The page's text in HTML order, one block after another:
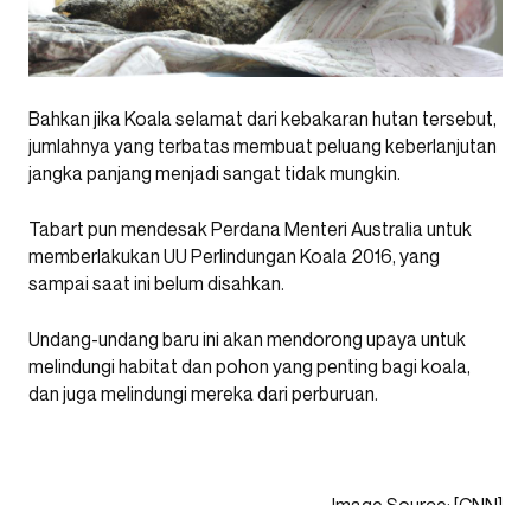
Bahkan jika Koala selamat dari kebakaran hutan tersebut,
jumlahnya yang terbatas membuat peluang keberlanjutan
jangka panjang menjadi sangat tidak mungkin.
Tabart pun mendesak Perdana Menteri Australia untuk
memberlakukan UU Perlindungan Koala 2016, yang
sampai saat ini belum disahkan.
Undang-undang baru ini akan mendorong upaya untuk
melindungi habitat dan pohon yang penting bagi koala,
dan juga melindungi mereka dari perburuan.